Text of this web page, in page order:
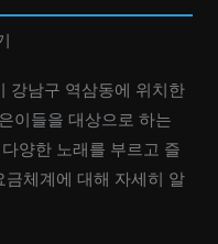
강남구 역삼동에 위치한
이들을 대상으로 하는
양한 노래를 부르고 즐
금체계에 대해 자세히 알